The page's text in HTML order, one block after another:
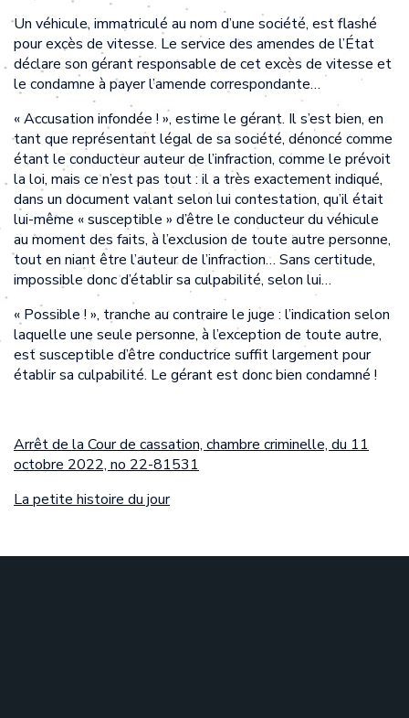
Un véhicule, immatriculé au nom d’une société, est flashé
pour excès de vitesse. Le service des amendes de l’État
déclare son gérant responsable de cet excès de vitesse et
le condamne à payer l’amende correspondante…
« Accusation infondée ! », estime le gérant. Il s’est bien, en
tant que représentant légal de sa société, dénoncé comme
étant le conducteur auteur de l’infraction, comme le prévoit
la loi, mais ce n’est pas tout : il a très exactement indiqué,
dans un document valant selon lui contestation, qu’il était
lui-même « susceptible » d’être le conducteur du véhicule
au moment des faits, à l’exclusion de toute autre personne,
tout en niant être l’auteur de l’infraction… Sans certitude,
impossible donc d’établir sa culpabilité, selon lui…
« Possible ! », tranche au contraire le juge : l’indication selon
laquelle une seule personne, à l’exception de toute autre,
est susceptible d’être conductrice suffit largement pour
établir sa culpabilité. Le gérant est donc bien condamné !
Arrêt de la Cour de cassation, chambre criminelle, du 11
octobre 2022, no 22-81531
La petite histoire du jour